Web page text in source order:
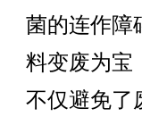
菌的连作障
料变废为宝
不仅避免了